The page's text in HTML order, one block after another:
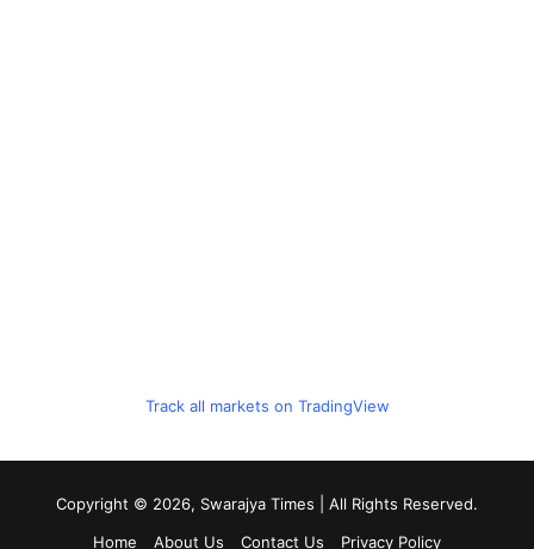
Track all markets on TradingView
Copyright © 2026, Swarajya Times | All Rights Reserved.
Home
About Us Contact Us Privacy Policy